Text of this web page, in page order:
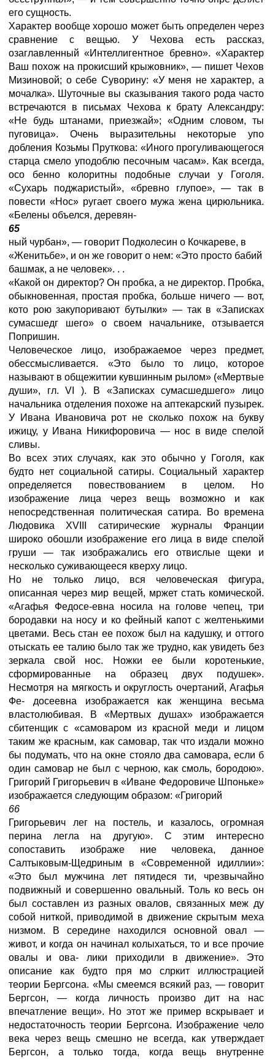
его сущность.
Характер вообще хорошо может быть определен через
сравнение с вещью. У Чехова есть рассказ,
озаглавленный «Интеллигентное бревно». «Характер
Ваш похож на прокисший крыжовник», — пишет Чехов
Мизиновой; о себе Суворину: «У меня не характер, а
мочалка». Шуточные вы сказывания такого рода часто
встречаются в письмах Чехова к брату Александру:
«Не будь штанами, приезжай»; «Одним словом, ты
пуговица». Очень выразительны некоторые упо
добления Козьмы Пруткова: «Иного прогуливающегося
старца смело уподоблю песочным часам». Как всегда,
осо бенно колоритны подобные случаи у Гоголя.
«Сухарь поджаристый», «бревно глупое», — так в
повести «Нос» ругает своего мужа жена цирюльника.
«Белены объелся, деревян-
65
ный чурбан», — говорит Подколесин о Кочкареве, в
«Женитьбе», и он же говорит о нем: «Это просто бабий
башмак, а не человек». . .
«Какой он директор? Он пробка, а не директор. Пробка,
обыкновенная, простая пробка, больше ничего — вот,
кото рою закупоривают бутылки» — так в «Записках
сумасшедг шего» о своем начальнике, отзывается
Попришин.
Человеческое лицо, изображаемое через предмет,
обессмысливается. «Это было то лицо, которое
называют в общежитии кувшинным рылом» («Мертвые
души», гл. VI ). В «Записках сумасшедшего» лицо
начальника отделения похоже на аптекарский пузырек.
У Ивана Ивановича рот не сколько похож на букву
ижицу, у Ивана Никифоровича — нос в виде спелой
сливы.
Во всех этих случаях, как это обычно у Гоголя, как
будто нет социальной сатиры. Социальный характер
определяется повествованием в целом. Но
изображение лица через вещь возможно и как
непосредственная политическая сатира. Во времена
Людовика XVIII сатирические журналы Франции
широко обошли изображение его лица в виде спелой
груши — так изображались его отвислые щеки и
несколько суживающееся кверху лицо.
Но не только лицо, вся человеческая фигура,
описанная через мир вещей, мржет стать комической.
«Агафья Федосе-евна носила на голове чепец, три
бородавки на носу и ко фейный капот с желтенькими
цветами. Весь стан ее похож был на кадушку, и оттого
отыскать ее талию было так же трудно, как увидеть без
зеркала свой нос. Ножки ее были коротенькие,
сформированные на образец двух подушек».
Несмотря на мягкость и округлость очертаний, Агафья
Фе- досеевна изображается как женщина весьма
властолюбивая. В «Мертвых душах» изображается
сбитенщик с «самоваром из красной меди и лицом
таким же красным, как самовар, так что издали можно
бы подумать, что на окне стояло два самовара, если б
один самовар не был с черною, как смоль, бородою».
Григорий Григорьевич в «Иване Федоровиче Шпоньке»
изображается следующим образом: «Григорий
66
Григорьевич лег на постель, и казалось, огромная
перина легла на другую». С этим интересно
сопоставить изображе ние человека, данное
Салтыковым-Щедриным в «Современной идиллии»:
«Это был мужчина лет пятидеся ти, чрезвычайно
подвижный и совершенно овальный. Толь ко весь он
был составлен из разных овалов, связанных меж ду
собой ниткой, приводимой в движение скрытым меха
низмом. В середине находился основной овал —
живот, и когда он начинал колыхаться, то и все прочие
овалы и ова- лики приходили в движение». Это
описание как будто пря мо слркит иллюстрацией
теории Бергсона. «Мы смеемся всякий раз, — говорит
Бергсон, — когда личность произво дит на нас
впечатление вещи». Но этот же пример вскрывает и
недостаточность теории Бергсона. Изображение чело
века через вещь смешно не всегда, как утверждает
Бергсон, а только тогда, когда вещь внутренне